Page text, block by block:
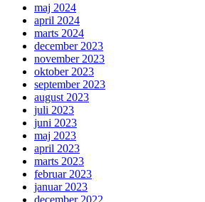
maj 2024
april 2024
marts 2024
december 2023
november 2023
oktober 2023
september 2023
august 2023
juli 2023
juni 2023
maj 2023
april 2023
marts 2023
februar 2023
januar 2023
december 2022